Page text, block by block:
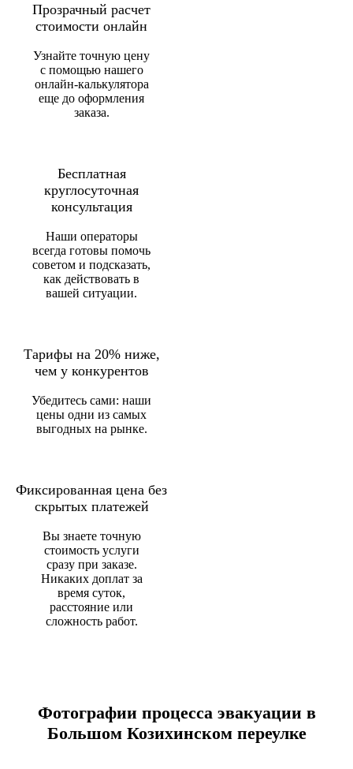
Прозрачный расчет
стоимости онлайн
Узнайте точную цену
с помощью нашего
онлайн-калькулятора
еще до оформления
заказа.
Бесплатная
круглосуточная
консультация
Наши операторы
всегда готовы помочь
советом и подсказать,
как действовать в
вашей ситуации.
Тарифы на 20% ниже,
чем у конкурентов
Убедитесь сами: наши
цены одни из самых
выгодных на рынке.
Фиксированная цена без
скрытых платежей
Вы знаете точную
стоимость услуги
сразу при заказе.
Никаких доплат за
время суток,
расстояние или
сложность работ.
Фотографии процесса эвакуации в
Большом Козихинском переулке